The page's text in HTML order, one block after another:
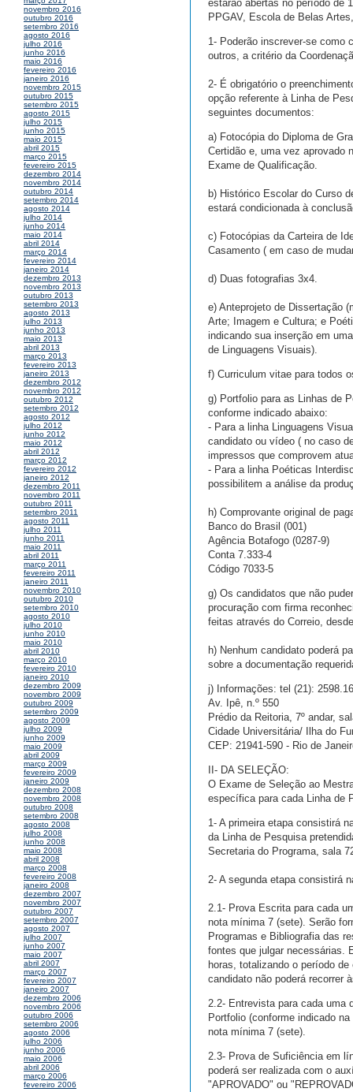
novembro 2016
outubro 2016
setembro 2016
agosto 2016
julho 2016
junho 2016
maio 2016
fevereiro 2016
janeiro 2016
novembro 2015
outubro 2015
setembro 2015
agosto 2015
julho 2015
junho 2015
maio 2015
abril 2015
março 2015
fevereiro 2015
dezembro 2014
novembro 2014
outubro 2014
setembro 2014
agosto 2014
julho 2014
junho 2014
maio 2014
abril 2014
março 2014
fevereiro 2014
janeiro 2014
dezembro 2013
novembro 2013
outubro 2013
setembro 2013
agosto 2013
julho 2013
junho 2013
maio 2013
abril 2013
março 2013
fevereiro 2013
janeiro 2013
dezembro 2012
novembro 2012
outubro 2012
setembro 2012
agosto 2012
julho 2012
junho 2012
maio 2012
abril 2012
março 2012
fevereiro 2012
janeiro 2012
dezembro 2011
novembro 2011
outubro 2011
setembro 2011
agosto 2011
julho 2011
junho 2011
maio 2011
abril 2011
março 2011
fevereiro 2011
janeiro 2011
novembro 2010
outubro 2010
setembro 2010
agosto 2010
julho 2010
junho 2010
maio 2010
abril 2010
março 2010
fevereiro 2010
janeiro 2010
dezembro 2009
novembro 2009
outubro 2009
setembro 2009
agosto 2009
julho 2009
junho 2009
maio 2009
abril 2009
março 2009
fevereiro 2009
janeiro 2009
dezembro 2008
novembro 2008
outubro 2008
setembro 2008
agosto 2008
julho 2008
junho 2008
maio 2008
abril 2008
março 2008
fevereiro 2008
janeiro 2008
dezembro 2007
novembro 2007
outubro 2007
setembro 2007
agosto 2007
julho 2007
junho 2007
maio 2007
abril 2007
março 2007
fevereiro 2007
janeiro 2007
dezembro 2006
novembro 2006
outubro 2006
setembro 2006
agosto 2006
julho 2006
junho 2006
maio 2006
abril 2006
março 2006
fevereiro 2006
estarão abertas no período de
PPGAV, Escola de Belas
1- Poderão inscrever-se como
outros, a critério da
2- É obrigatório o
opção referente à Linha de
seguintes documentos:
a) Fotocópia do Diploma de
Certidão e, uma vez aprovado
Exame de Qualificação.
b) Histórico Escolar do Curso
estará condicionada à
c) Fotocópias da Carteira de
Casamento ( em caso de
d) Duas fotografias 3x4.
e) Anteprojeto de Dissertação
Arte; Imagem e Cultura; e
indicando sua inserção em
de Linguagens Visuais).
f) Curriculum vitae para todos
g) Portfolio para as Linhas de
conforme indicado abaixo:
- Para a linha Linguagens
candidato ou vídeo ( no caso
impressos que comprovem
- Para a linha Poéticas
possibilitem a análise da
h) Comprovante original de
Banco do Brasil (001)
Agência Botafogo (0287-9)
Conta 7.333-4
Código 7033-5
g) Os candidatos que não
procuração com firma
feitas através do Correio,
h) Nenhum candidato poderá
sobre a documentação
j) Informações: tel (21):
Av. Ipê, n.º 550
Prédio da Reitoria, 7º andar,
Cidade Universitária/ Ilha do
CEP: 21941-590 - Rio de
II- DA SELEÇÃO:
O Exame de Seleção ao
específica para cada Linha de
1- A primeira etapa consistirá
da Linha de Pesquisa
Secretaria do Programa, sala
2- A segunda etapa consistirá
2.1- Prova Escrita para cada
nota mínima 7 (sete). Serão
Programas e Bibliografia das
fontes que julgar necessárias.
horas, totalizando o período
candidato não poderá recorrer
2.2- Entrevista para cada uma
Portfolio (conforme indicado
nota mínima 7 (sete).
2.3- Prova de Suficiência em
poderá ser realizada com o
"APROVADO" ou